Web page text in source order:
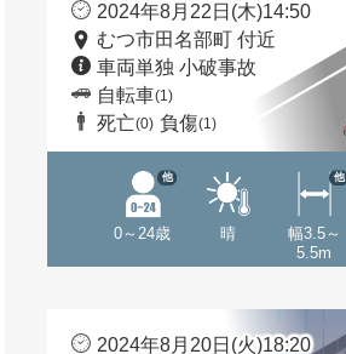
2024年8月22日(木)14:50
むつ市田名部町 付近
車両単独 小破事故
自転車(1)
死亡(0) 負傷(1)
0～24歳
他
晴
幅3.5～
5.5m
他
2024年8月20日(火)18:20